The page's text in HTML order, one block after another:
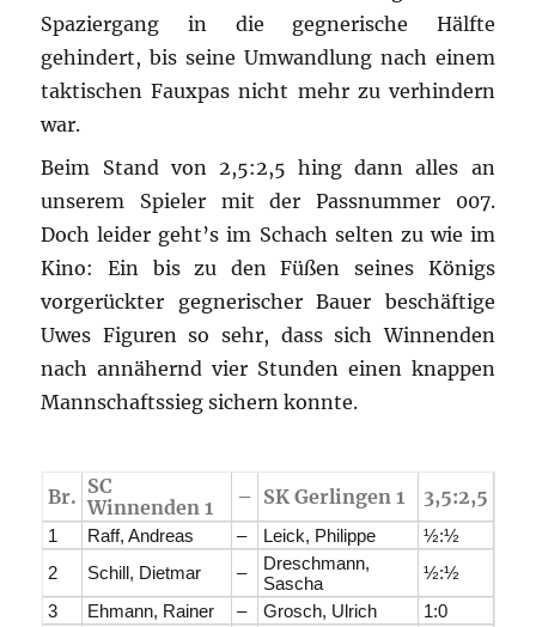
Spaziergang in die gegnerische Hälfte
gehindert, bis seine Umwandlung nach einem
taktischen Fauxpas nicht mehr zu verhindern
war.
Beim Stand von 2,5:2,5 hing dann alles an
unserem Spieler mit der Passnummer 007.
Doch leider geht’s im Schach selten zu wie im
Kino: Ein bis zu den Füßen seines Königs
vorgerückter gegnerischer Bauer beschäftige
Uwes Figuren so sehr, dass sich Winnenden
nach annähernd vier Stunden einen knappen
Mannschaftssieg sichern konnte.
Br. SC
Winnenden 1
– SK Gerlingen 1 3,5:2,5
1 Raff, Andreas – Leick, Philippe
½:½
2
Schill, Dietmar –
Dreschmann,
Sascha
½:½
3
Ehmann, Rainer – Grosch, Ulrich
1:0